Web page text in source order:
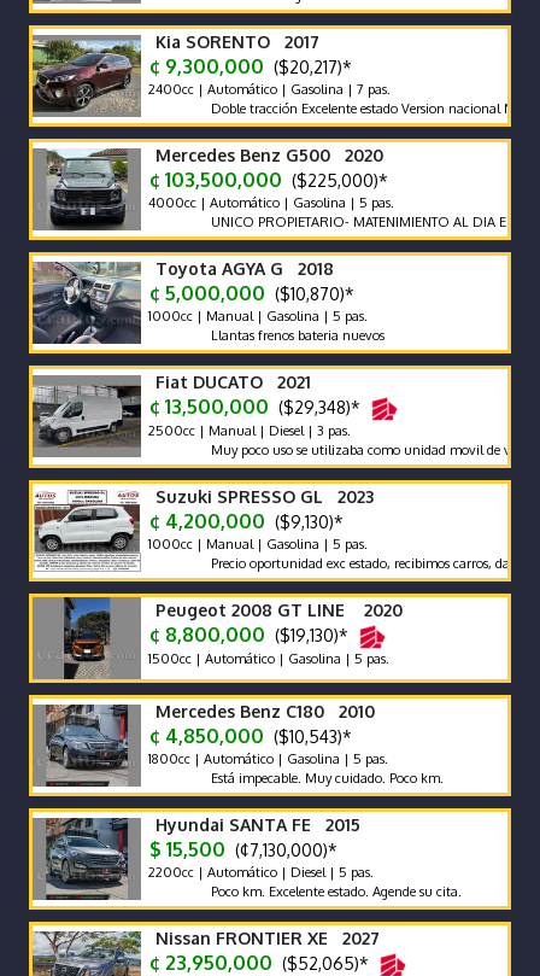
Kia SORENTO 2017
¢ 9,300,000 ($20,217)*
2400cc | Automático | Gasolina | 7 pas.
Doble tracción Excelente estado Version nacional Nada que
Mercedes Benz G500 2020
¢ 103,500,000 ($225,000)*
4000cc | Automático | Gasolina | 5 pas.
UNICO PROPIETARIO- MATENIMIENTO AL DIA EN AGENCIA
Toyota AGYA G 2018
¢ 5,000,000 ($10,870)*
1000cc | Manual | Gasolina | 5 pas.
Llantas frenos bateria nuevos
Fiat DUCATO 2021
¢ 13,500,000 ($29,348)*
2500cc | Manual | Diesel | 3 pas.
Muy poco uso se utilizaba como unidad movil de video
Suzuki SPRESSO GL 2023
¢ 4,200,000 ($9,130)*
1000cc | Manual | Gasolina | 5 pas.
Precio oportunidad exc estado, recibimos carros, damos
Peugeot 2008 GT LINE 2020
¢ 8,800,000 ($19,130)*
1500cc | Automático | Gasolina | 5 pas.
Mercedes Benz C180 2010
¢ 4,850,000 ($10,543)*
1800cc | Automático | Gasolina | 5 pas.
Está impecable. Muy cuidado. Poco km.
Hyundai SANTA FE 2015
$ 15,500 (¢7,130,000)*
2200cc | Automático | Diesel | 5 pas.
Poco km. Excelente estado. Agende su cita.
Nissan FRONTIER XE 2027
¢ 23,950,000 ($52,065)*